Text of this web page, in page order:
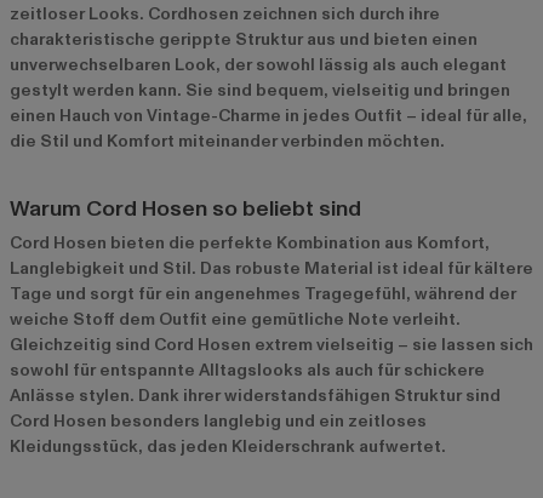
zeitloser Looks. Cordhosen zeichnen sich durch ihre
charakteristische gerippte Struktur aus und bieten einen
unverwechselbaren Look, der sowohl lässig als auch elegant
gestylt werden kann. Sie sind bequem, vielseitig und bringen
einen Hauch von Vintage-Charme in jedes Outfit – ideal für alle,
die Stil und Komfort miteinander verbinden möchten.
Warum Cord Hosen so beliebt sind
Cord Hosen bieten die perfekte Kombination aus Komfort,
Langlebigkeit und Stil. Das robuste Material ist ideal für kältere
Tage und sorgt für ein angenehmes Tragegefühl, während der
weiche Stoff dem Outfit eine gemütliche Note verleiht.
Gleichzeitig sind Cord Hosen extrem vielseitig – sie lassen sich
sowohl für entspannte Alltagslooks als auch für schickere
Anlässe stylen. Dank ihrer widerstandsfähigen Struktur sind
Cord Hosen besonders langlebig und ein zeitloses
Kleidungsstück, das jeden Kleiderschrank aufwertet.